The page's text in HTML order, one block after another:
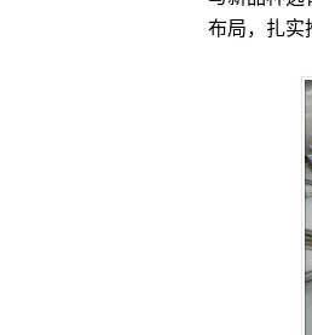
布局，扎实